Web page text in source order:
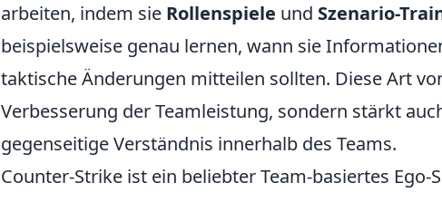
arbeiten, indem sie Rollenspiele und Szenario-
beispielsweise genau lernen, wann sie
taktische Änderungen mitteilen sollten. Diese Art
Verbesserung der Teamleistung, sondern stärkt
gegenseitige Verständnis innerhalb des Teams.
Counter-Strike ist ein beliebter Team-basiertes Ego-